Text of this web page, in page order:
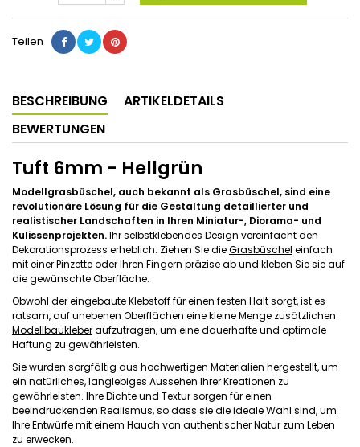
Teilen
BESCHREIBUNG
ARTIKELDETAILS
BEWERTUNGEN
Tuft 6mm - Hellgrün
Modellgrasbüschel, auch bekannt als Grasbüschel, sind eine
revolutionäre Lösung für die Gestaltung detaillierter und
realistischer Landschaften in Ihren Miniatur-, Diorama- und
Kulissenprojekten.Ihr selbstklebendes Design vereinfacht den
Dekorationsprozess erheblich: Ziehen Sie dieGrasbüschel einfach
mit einer Pinzette oder Ihren Fingern präzise ab und kleben Sie sie auf
die gewünschte Oberfläche.
Obwohl der eingebaute Klebstoff für einen festen Halt sorgt, ist es
ratsam, auf unebenen Oberflächen eine kleine Menge zusätzlichen
Modellbaukleberaufzutragen, um eine dauerhafte und optimale
Haftung zu gewährleisten.
Sie wurden sorgfältig aus hochwertigen Materialien hergestellt, um
ein natürliches, langlebiges Aussehen Ihrer Kreationen zu
gewährleisten. Ihre Dichte und Textur sorgen für einen
beeindruckenden Realismus, so dass sie die ideale Wahl sind, um
Ihre Entwürfe mit einem Hauch von authentischer Natur zum Leben
zu erwecken.